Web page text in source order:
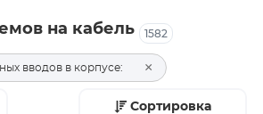
на кабель 1582
вводов в корпусе: ×
Сортировка